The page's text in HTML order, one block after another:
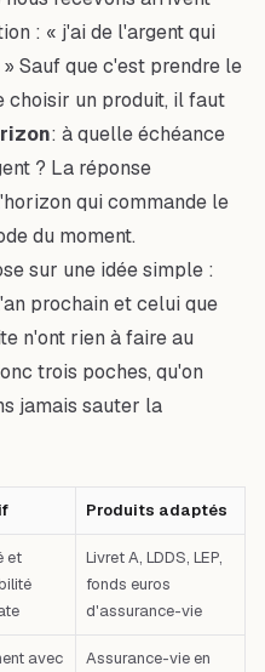
: « j'ai de l'argent qui
Sauf que c'est prendre le
choisir un produit, il faut
: à quelle échéance
? La réponse
qui commande le
du moment.
sur une idée simple :
prochain et celui que
n'ont rien à faire au
trois poches, qu'on
jamais sauter la
Produits adaptés
et
Livret A, LDDS, LEP,
fonds euros
d'assurance-vie
avec
Assurance-vie en